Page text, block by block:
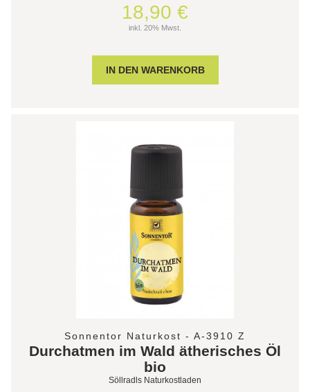
18,90 €
inkl. 20% Mwst.
Sonnentor Naturkost - A-3910 Z
Durchatmen im Wald ätherisches Öl
bio
Söllradls Naturkostladen